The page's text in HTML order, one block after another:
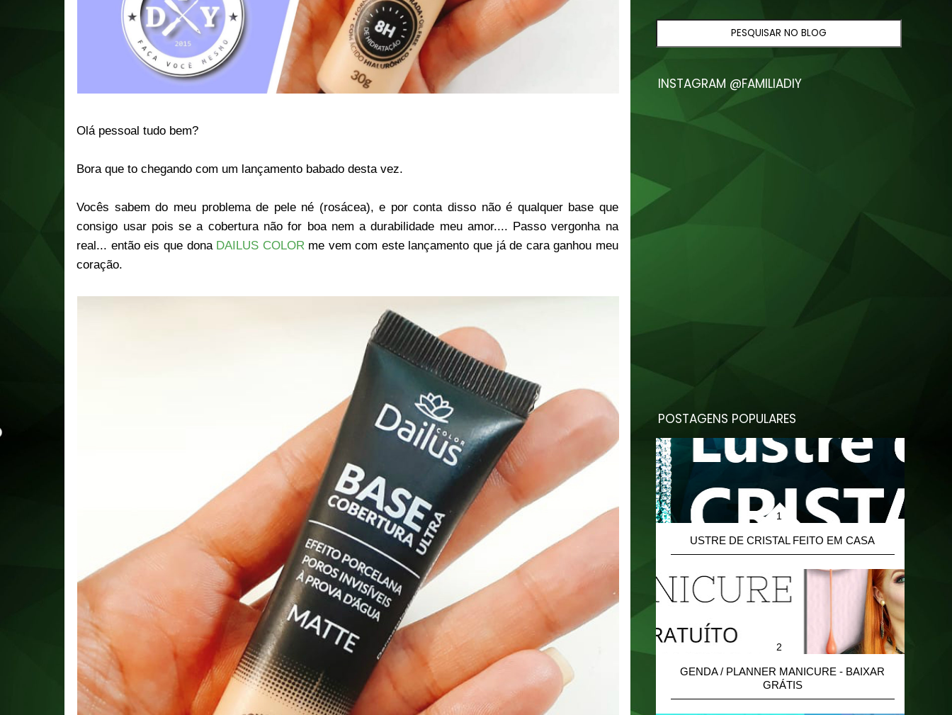
Olá pessoal tudo bem?
Bora que to chegando com um lançamento babado desta vez.
Vocês sabem do meu problema de pele né (rosácea), e por conta disso não é qualquer base que
consigo usar pois se a cobertura não for boa nem a durabilidade meu amor.... Passo vergonha na
real... então eis que dona DAILUS COLORme vem com este lançamento que já de cara ganhou meu
coração.
INSTAGRAM @FAMILIADIY
POSTAGENS POPULARES
USTRE DE CRISTAL FEITO EM CASA
A
GENDA / PLANNER MANICURE - BAIXAR
GRÁTIS